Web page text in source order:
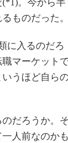
。今から半
ものだった。
に入るのだろ
マーケット
うほど自ら
だろうか。そ
人前なのかも